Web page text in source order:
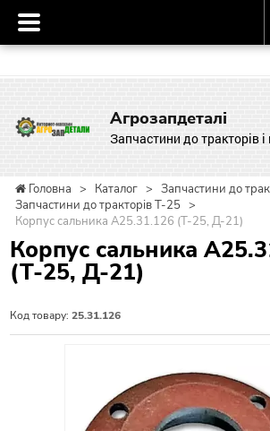
Агрозапдеталі
Запчастини до тракторів
Головна > Каталог > Запчастини до
Запчастини до тракторів Т-25 >
Корпус сальника А25.31.126 (Т-25, Д-21)
Корпус сальника
(Т-25, Д-21)
Код товару: 25.31.126